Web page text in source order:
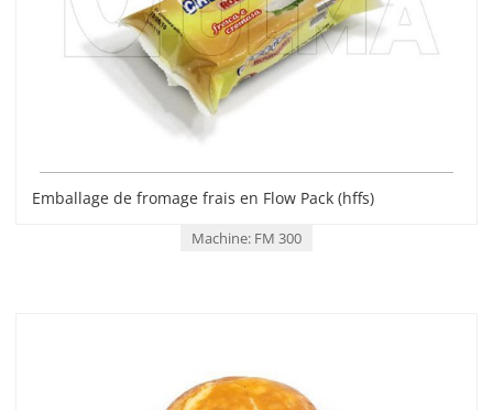
Emballage de fromage frais en Flow Pack (hffs)
Machine: FM 300